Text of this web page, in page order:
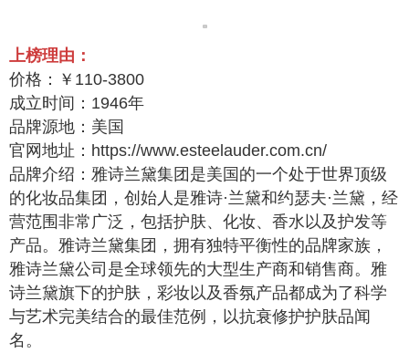
上榜理由：
价格：￥110-3800
成立时间：1946年
品牌源地：美国
官网地址：https://www.esteelauder.com.cn/
品牌介绍：雅诗兰黛集团是美国的一个处于世界顶级
的化妆品集团，创始人是雅诗·兰黛和约瑟夫·兰黛，经
营范围非常广泛，包括护肤、化妆、香水以及护发等
产品。雅诗兰黛集团，拥有独特平衡性的品牌家族，
雅诗兰黛公司是全球领先的大型生产商和销售商。雅
诗兰黛旗下的护肤，彩妆以及香氛产品都成为了科学
与艺术完美结合的最佳范例，以抗衰修护护肤品闻
名。